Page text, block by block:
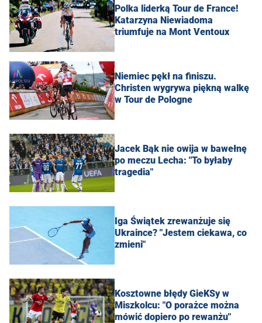
Polka liderką Tour de France!
Katarzyna Niewiadoma
triumfuje na Mont Ventoux
Niemiec pękł na finiszu.
Christen wygrywa piękną walkę
w Tour de Pologne
Jacek Bąk nie owija w bawełnę
po meczu Lecha: "To byłaby
tragedia"
Iga Świątek zrewanżuje się
Ukraince? "Jestem ciekawa, co
zmieni"
Kosztowne błędy GieKSy w
Miszkolcu: "O porażce można
mówić dopiero po rewanżu"